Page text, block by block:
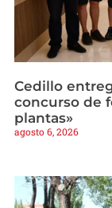
Cedillo
concurso de
plantas»
agosto 6, 2026